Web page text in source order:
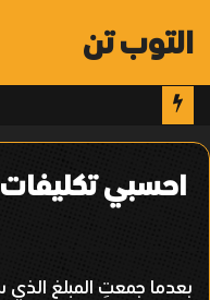
التوب تن
احسبي تكليفات
بعدما جمعتِ المبلغ